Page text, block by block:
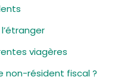
viagères
non-résident fiscal ?